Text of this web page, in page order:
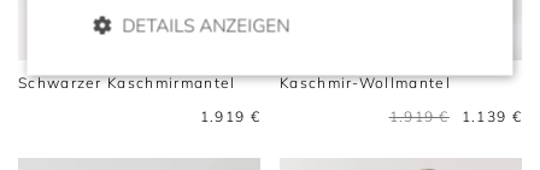
Schwarzer Kaschmirmantel
1.919 €
Kaschmir-Wollmantel
1.919 €
1.139 €
DETAILS ANZEIGEN